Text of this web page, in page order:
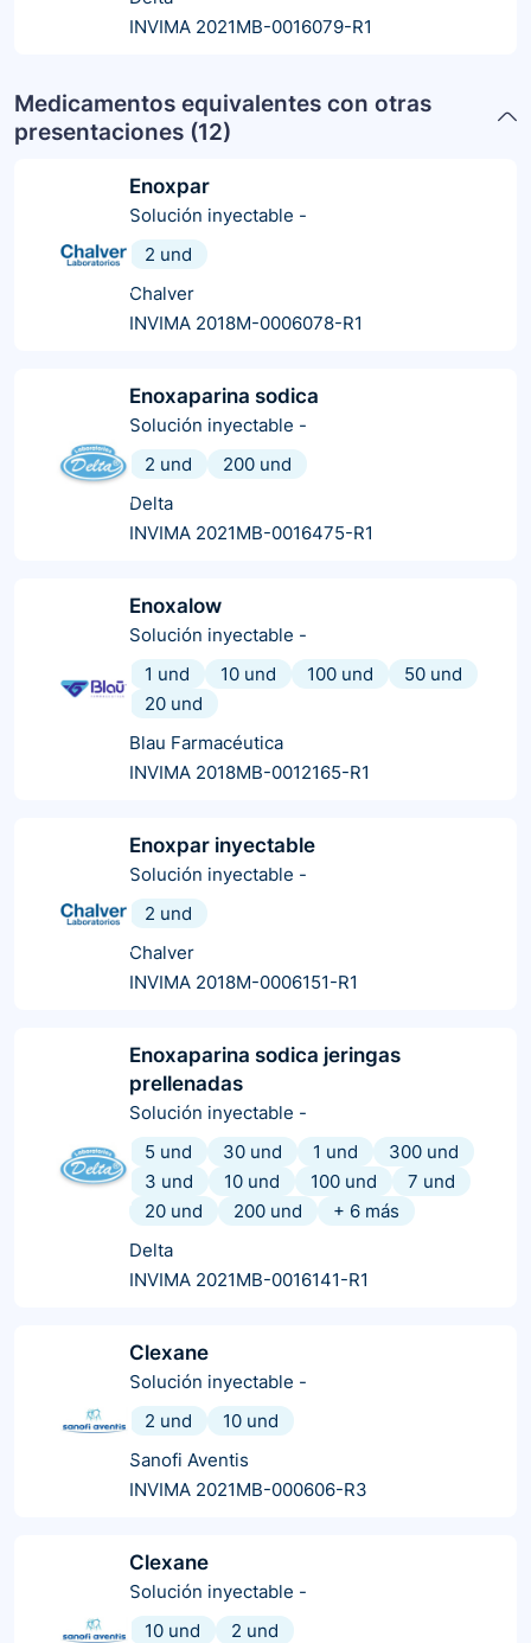
INVIMA 2021MB-0016079-R1
Medicamentos equivalentes con otras
presentaciones (12)
Enoxpar
Solución inyectable -
2 und
Chalver
INVIMA 2018M-0006078-R1
Enoxaparina sodica
Solución inyectable -
2 und
200 und
Delta
INVIMA 2021MB-0016475-R1
Enoxalow
Solución inyectable -
1 und
10 und 100 und
50 und
20 und
Blau Farmacéutica
INVIMA 2018MB-0012165-R1
Enoxpar inyectable
Solución inyectable -
2 und
Chalver
INVIMA 2018M-0006151-R1
Enoxaparina sodica jeringas
prellenadas
Solución inyectable -
5 und
30 und 1 und
300 und
3 und
10 und 100 und
7 und
20 und
200 und + 6 más
Delta
INVIMA 2021MB-0016141-R1
Clexane
Solución inyectable -
2 und
10 und
Sanofi Aventis
INVIMA 2021MB-000606-R3
Clexane
Solución inyectable -
10 und
2 und